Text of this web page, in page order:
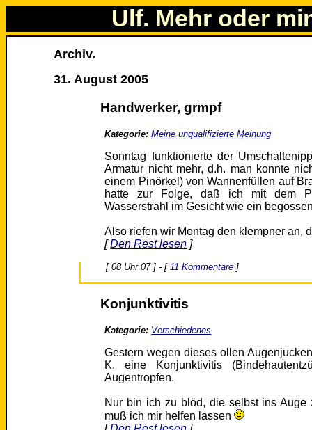
Ulf. Mehr oder
Archiv.
31. August 2005
Handwerker, grmpf
Kategorie: Meine unqualifizierte Meinung
Sonntag funktionierte der
Armatur nicht mehr, d.h. man konnte
einem Pinörkel) von Wannenfüllen auf
hatte zur Folge, daß ich mit dem
Wasserstrahl im Gesicht wie ein
Also riefen wir Montag den klempner an,
[Den Rest lesen ]
[ 08 Uhr 07 ] - [ 11 Kommentare ]
Konjunktivitis
Kategorie: Verschiedenes
Gestern wegen dieses ollen
K. eine Konjunktivitis
Augentropfen.
Nur bin ich zu blöd, die selbst ins Auge
muß ich mir helfen lassen